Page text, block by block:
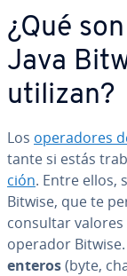
¿Qué
Java
utilizan?
Los ope­ra­do­res
ta­n­te si estás
ción. Entre ellos,
Bitwise, que te
consultar
operador
enteros(byte,